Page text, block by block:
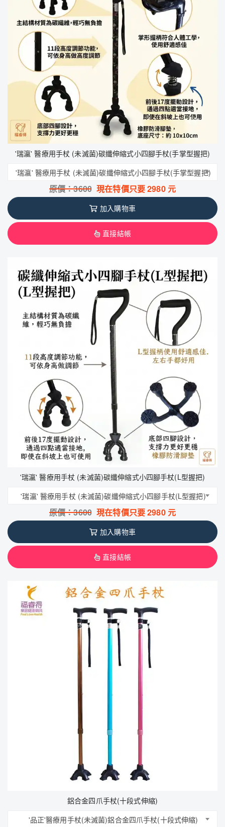
'瑞瀛' 醫療用手杖 (未滅菌)碳纖伸縮式小四腳手杖(手掌型握把)
'瑞瀛' 醫療用手杖 (未滅菌)碳纖伸縮式小四腳手杖(手掌型握把)
原價：3600 現在特價只要2980元
加入購物車
直接結帳
'瑞瀛' 醫療用手杖 (未滅菌)碳纖伸縮式小四腳手杖(L型握把)
'瑞瀛' 醫療用手杖 (未滅菌)碳纖伸縮式小四腳手杖(L型握把)
原價：3600 現在特價只要2980元
加入購物車
直接結帳
鋁合金四爪手杖(十段式伸縮)
'品正'醫療用手杖(未滅菌)鋁合金四爪手杖(十段式伸縮)